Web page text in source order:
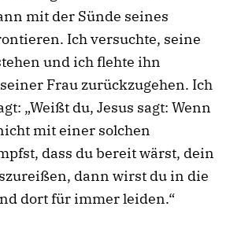
mit der Sünde seines
Ich versuchte, seine
und ich flehte ihn
Frau zurückzugehen. Ich
„Weißt du, Jesus sagt: Wenn
mit einer solchen
dass du bereit wärst, dein
dann wirst du in die
dort für immer leiden.“